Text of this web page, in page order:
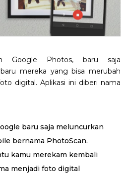
Google Photos, baru saja
mereka yang bisa merubah
digital. Aplikasi ini diberi nama
baru saja meluncurkan
bernama PhotoScan.
kamu merekam kembali
menjadi foto digital